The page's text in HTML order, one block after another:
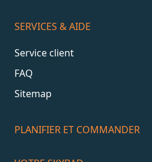
SERVICES & AIDE
Service client
FAQ
Sitemap
PLANIFIER ET COMMANDER